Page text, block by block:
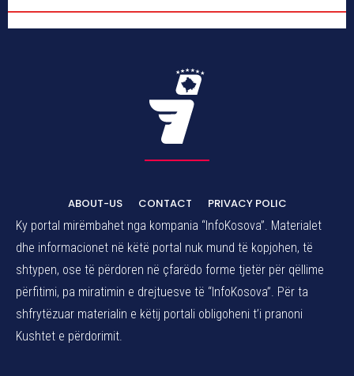
ABOUT-US CONTACT
PRIVACY POLIC
Ky portal mirëmbahet nga kompania “InfoKosova”. Materialet
dhe informacionet në këtë portal nuk mund të kopjohen, të
shtypen, ose të përdoren në çfarëdo forme tjetër për qëllime
përfitimi, pa miratimin e drejtuesve të “InfoKosova”. Për ta
shfrytëzuar materialin e këtij portali obligoheni t’i pranoni
Kushtet e përdorimit.